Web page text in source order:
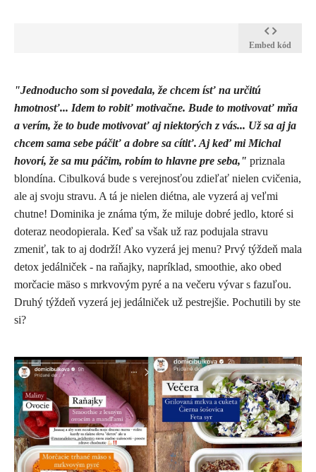
Embed kód
"Jednoducho som si povedala, že chcem ísť na určitú
hmotnosť... Idem to robiť motivačne. Bude to motivovať mňa
a verím, že to bude motivovať aj niektorých z vás... Už sa aj ja
chcem sama sebe páčiť a dobre sa cítiť. Aj keď mi Michal
hovorí, že sa mu páčim, robím to hlavne pre seba," priznala
blondína. Cibulková bude s verejnosťou zdieľať nielen cvičenia,
ale aj svoju stravu. A tá je nielen diétna, ale vyzerá aj veľmi
chutne! Dominika je známa tým, že miluje dobré jedlo, ktoré si
doteraz neodopierala. Keď sa však už raz podujala stravu
zmeniť, tak to aj dodrží! Ako vyzerá jej menu? Prvý týždeň mala
detox jedálniček - na raňajky, napríklad, smoothie, ako obed
morčacie mäso s mrkvovým pyré a na večeru vývar s fazuľou.
Druhý týždeň vyzerá jej jedálniček už pestrejšie. Pochutili by ste
si?